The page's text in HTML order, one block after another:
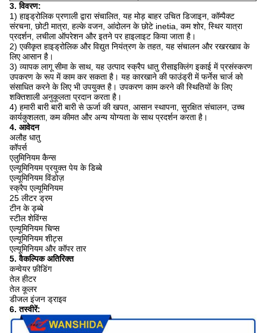
3. विवरण:
1) हाइड्रोलिक प्रणाली द्वारा संचालित, यह मोड़ बाहर उचित डिजाइन, कॉम्पैक्ट
संरचना, छोटी मात्रा, हल्के वजन, आंदोलन के छोटे inetia, कम शोर, स्थिर यात्रा
प्रदर्शन, लचीला ऑपरेशन और इतने पर हाइलाइट किया जाता है।
2) एकीकृत हाइड्रोलिक और विद्युत नियंत्रण के तहत, यह संचालन और रखरखाव के
लिए आसान है।
3) व्यापक लागू सीमा के साथ, यह उत्पाद स्क्रैप धातु रीसाइक्लिंग इकाई में प्रसंस्करण
उपकरण के रूप में काम कर सकता है। यह कारखाने की फाउंड्री में फर्नेस चार्ज को
संसाधित करने के लिए भी उपयुक्त है। उपकरण काम करने की स्थितियों के लिए
शक्तिशाली अनुकूलता प्रदान करता है।
4) हमारी बारी बारी बारी से ऊर्जा की खपत, आसान स्थापना, सुरक्षित संचालन, उच्च
कार्यकुशलता, कम कीमत और अन्य योग्यता के साथ प्रदर्शन करता है।
4. आवेदन
अलौह धातु
कॉपर्स
एलुमिनियम कैन्स
एल्यूमिनियम प्रयुक्त पेय के डिब्बे
एल्यूमिनियम विंडोज़
स्क्रैप एल्यूमिनियम
25 लीटर ड्रम
टीन के ड्ब्बे
स्टील शेविंग्स
एल्यूमिनियम चिप्स
एल्यूमिनियम शीट्स
एल्यूमिनियम और कॉपर तार
5. वैकल्पिक अतिरिक्त
कन्वेयर फ़ीडिंग
तेल हीटर
तेल कूलर
डीजल इंजन ड्राइव
6. तस्वीरें: